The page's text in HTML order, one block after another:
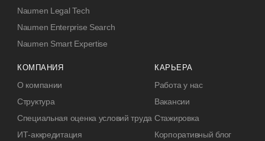
Naumen Legal Tech
Naumen Enterprise Search
Naumen Smart Expertise
КОМПАНИЯ
О компании
Структура
Специальная оценка условий труда
ИТ-аккредитация
КАРЬЕРА
Работа у нас
Вакансии
Стажировка
Корпоративный блог